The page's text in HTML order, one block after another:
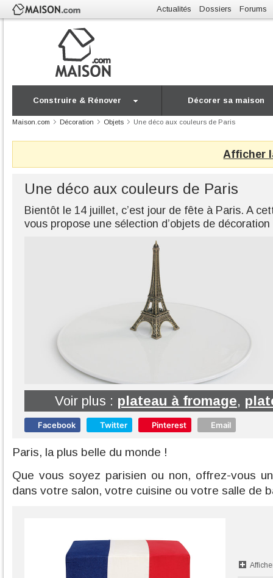
Actualités Dossiers Forums
Construire & Rénover Décorer sa maison
Maison.com Décoration Objets Une déco aux couleurs de Paris
Afficher
Une déco aux couleurs de Paris
Bientôt le 14 juillet, c’est jour de fête à Paris. A
vous propose une sélection d’objets de
Voir plus : plateau à fromage,
Facebook Twitter Pinterest Email
Paris, la plus belle du monde !
Que vous soyez parisien ou non, offrez-vous
dans votre salon, votre cuisine ou votre salle de